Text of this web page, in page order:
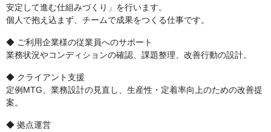
安定して進む仕組みづくり」を行います。
個人で抱え込まず、チームで成果をつくる仕事です。
◆ ご利用企業様の従業員へのサポート
業務状況やコンディションの確認、課題整理、改善行動の設計。
◆ クライアント支援
定例MTG、業務設計の見直し、生産性・定着率向上のための改善提
案。
◆ 拠点運営